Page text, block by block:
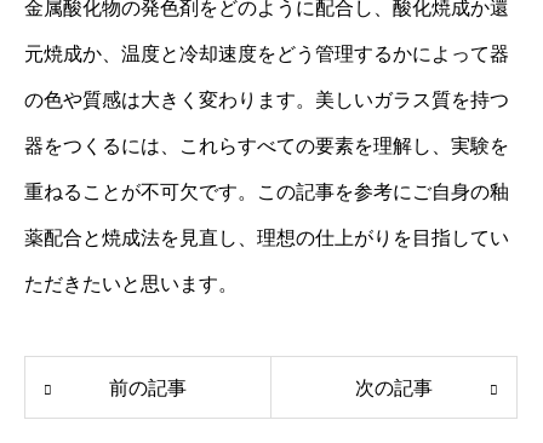
金属酸化物の発色剤をどのように配合し、酸化焼成か還
元焼成か、温度と冷却速度をどう管理するかによって器
の色や質感は大きく変わります。美しいガラス質を持つ
器をつくるには、これらすべての要素を理解し、実験を
重ねることが不可欠です。この記事を参考にご自身の釉
薬配合と焼成法を見直し、理想の仕上がりを目指してい
ただきたいと思います。
前の記事 次の記事